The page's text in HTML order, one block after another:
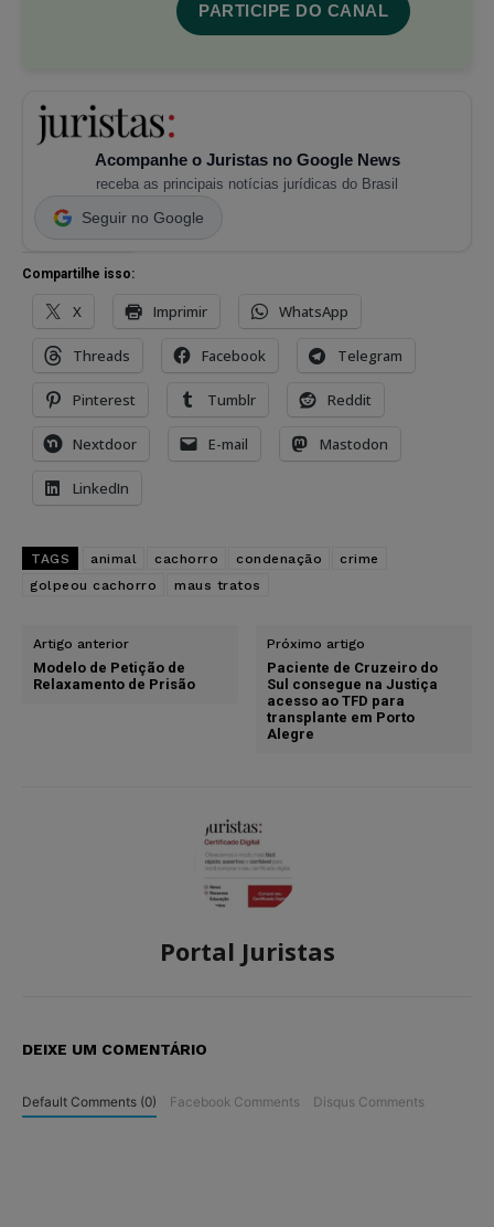
PARTICIPE DO CANAL
Acompanhe o Juristas no Google News
receba as principais notícias jurídicas do Brasil
Seguir no Google
Compartilhe isso:
X Imprimir WhatsApp
Threads Facebook Telegram
Pinterest Tumblr Reddit
Nextdoor E-mail Mastodon
LinkedIn
TAGS animal cachorro condenação
crime
golpeou cachorro
maus tratos
Artigo anterior
Modelo de Petição de
Relaxamento de Prisão
Próximo artigo
Paciente de Cruzeiro do
Sul consegue na Justiça
acesso ao TFD para
transplante em Porto
Alegre
Portal Juristas
DEIXE UM COMENTÁRIO
Default Comments (0) Facebook Comments Disqus Comments